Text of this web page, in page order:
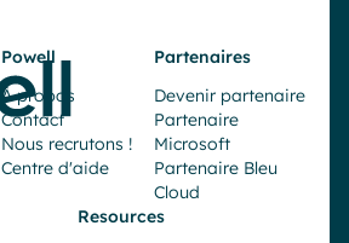
Powell
À propos
Contact
Nous recrutons !
Centre d'aide
Partenaires
Devenir partenaire
Partenaire
Microsoft
Partenaire Bleu
Cloud
Resources